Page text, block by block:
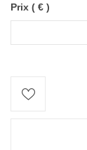
Prix ( € )